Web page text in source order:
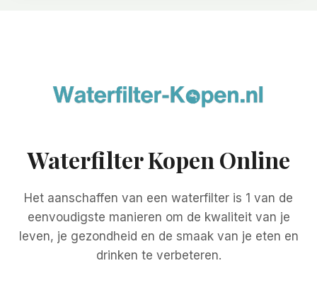
Waterfilter Kopen Online
Het aanschaffen van een waterfilter is 1 van de
eenvoudigste manieren om de kwaliteit van je
leven, je gezondheid en de smaak van je eten en
drinken te verbeteren.